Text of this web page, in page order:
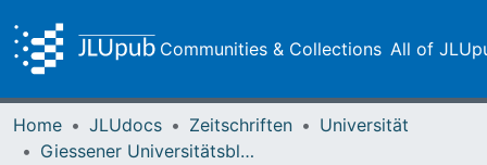
Communities & Collections All of
Home JLUdocs Zeitschriften
Universität
Giessener Universitätsblätter